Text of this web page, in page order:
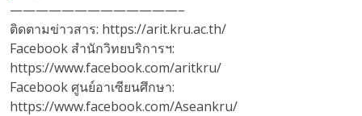
—————————————–
ติดตามข่าวสาร: https://arit.kru.ac.th/
Facebook สำนักวิทยบริการฯ:
https://www.facebook.com/aritkru/
Facebook ศูนย์อาเซียนศึกษา:
https://www.facebook.com/Aseankru/